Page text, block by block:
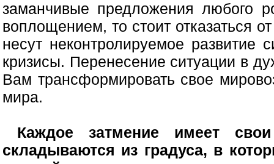
заманчивые предложения любого
воплощением, то стоит отказаться
несут неконтролируемое
кризисы. Перенесение ситуации в
Вам трансформировать свое
мира.
Каждое затмение имеет
складываются из градуса, в